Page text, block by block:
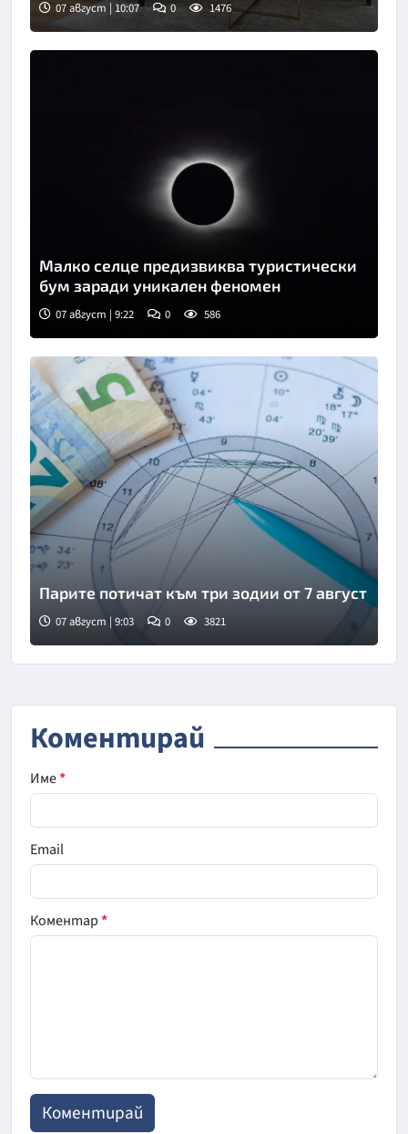
07 август | 10:07 0 1476
Снимка: Пиксабей
Малко селце предизвиква туристически
бум заради уникален феномен
07 август | 9:22 0 586
Снимка: Фрийпик
Парите потичат към три зодии от 7 август
07 август | 9:03 0 3821
Коментирай
Име*
Email
Коментар*